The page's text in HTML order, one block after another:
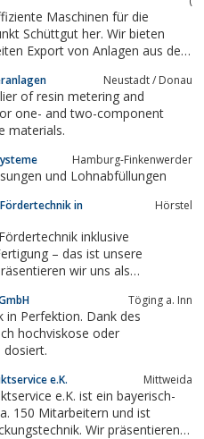
Maschinen für die
her. Wir bieten
Neustadt / Donau
of resin metering and
materials.
Hamburg-Finkenwerder
und Lohnabfüllungen
in
Hörstel
inklusive
wir uns als
Töging a. Inn
in Perfektion. Dank des
hochviskose oder
e.K. Mittweida
e.K. ist ein bayerisch-
150 Mitarbeitern und ist
Wir präsentieren